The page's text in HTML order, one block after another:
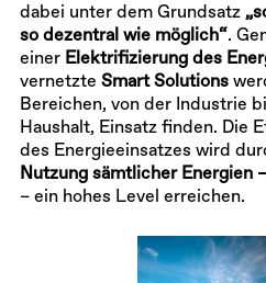
dabei unter dem Grundsatz
so dezentral wie möglich“.
einer Elektrifizierung des
vernetzte Smart Solutions
Bereichen, von der Industrie
Haushalt, Einsatz finden. Die
des Energieeinsatzes wird
Nutzung sämtlicher Energien
– ein hohes Level erreichen.